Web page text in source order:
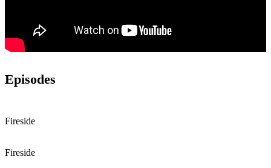
Episodes
Fireside
Fireside